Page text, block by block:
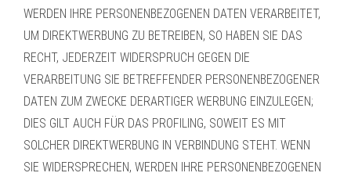
WERDEN IHRE PERSONENBEZOGENEN DATEN VERARBEITET,
UM DIREKTWERBUNG ZU BETREIBEN, SO HABEN SIE DAS
RECHT, JEDERZEIT WIDERSPRUCH GEGEN DIE
VERARBEITUNG SIE BETREFFENDER PERSONENBEZOGENER
DATEN ZUM ZWECKE DERARTIGER WERBUNG EINZULEGEN;
DIES GILT AUCH FÜR DAS PROFILING, SOWEIT ES MIT
SOLCHER DIREKTWERBUNG IN VERBINDUNG STEHT. WENN
SIE WIDERSPRECHEN, WERDEN IHRE PERSONENBEZOGENEN